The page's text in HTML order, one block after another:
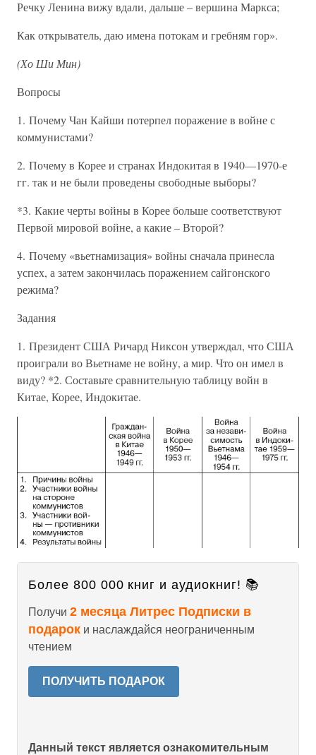
Речку Ленина вижу вдали, дальше – вершина Маркса;
Как открыватель, даю имена потокам и гребням гор».
(Хо Ши Мин)
Вопросы
1. Почему Чан Кайши потерпел поражение в войне с
коммунистами?
2. Почему в Корее и странах Индокитая в 1940—1970-е
гг. так и не были проведены свободные выборы?
*3. Какие черты войны в Корее больше соответствуют
Первой мировой войне, а какие – Второй?
4. Почему «вьетнамизация» войны сначала принесла
успех, а затем закончилась поражением сайгонского
режима?
Задания
1. Президент США Ричард Никсон утверждал, что США
проиграли во Вьетнаме не войну, а мир. Что он имел в
виду? *2. Составьте сравнительную таблицу войн в
Китае, Корее, Индокитае.
Более 800 000 книг и аудиокниг! 📚
Получи 2 месяца Литрес Подписки в
подарок и наслаждайся неограниченным
чтением
ПОЛУЧИТЬ ПОДАРОК
Данный текст является ознакомительным